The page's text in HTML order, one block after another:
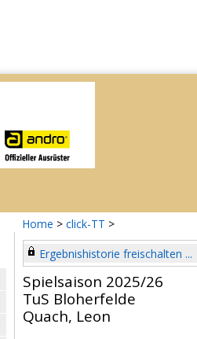
Home > click-TT >
Ergebnishistorie freischalten ...
Spielsaison 2025/26
TuS Bloherfelde
Quach, Leon